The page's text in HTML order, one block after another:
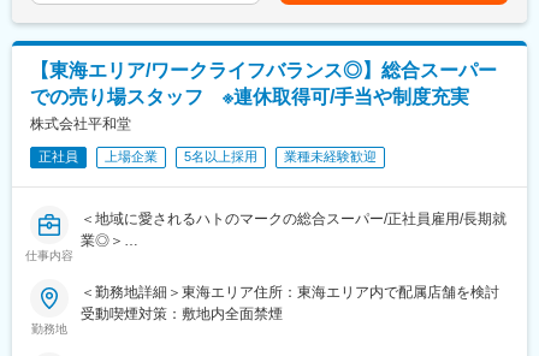
■はたらき方 ＼プライベートの時間も十分確保！／
AI発注システムなどで業務を効率化しており、残業は月平均15.5
時間。
希望休も通りやすく、月数回の土日休みもOK。心身ともにゆとり
を持って働けます。選べる連休取得制度があり、年2回6連休・年
3回4連休・年1回12連休から選べます。趣味も存分に楽しむこと
【各ホームページ情報】
■先輩社員の声
変更の範囲：会社の定める業務
品にこだわったりと、「自分の色」を出してください。売場スタ
ッフが主導でお店作りをしています。
■キャリアステップ：＼頑張りが評価される／
売場担当⇒主任（売場責任者）へとステップアップ。入社半年～1
年で責任者へ昇格する者もおり年齢・社歴は関係ありません。意
欲がある方であれば店長、バイヤー本部スタッフなどへのキャリ
アアップも可能です！
全従業員の幸せを追求するとともに、お客様と地域社会に貢献し
続ける企業を目指しているため、従業員のワークライフバランス
■はたらき方 ＼プライベートの時間も十分確保！／
する可能性があります。月給(月額)は固定手当を含めた表記です。
【東海エリア/ワークライフバランス◎】総合スーパー
での売り場スタッフ ※連休取得可/手当や制度充実
株式会社平和堂
正社員 上場企業 5名以上採用 業種未経験歓迎
仕事内容
＜地域に愛されるハトのマークの総合スーパー/正社員雇用/長期就
業◎＞
■職務内容：
勤務地
＜勤務地詳細＞東海エリア住所：東海エリア内で配属店舗を検討
受動喫煙対策：敷地内全面禁煙